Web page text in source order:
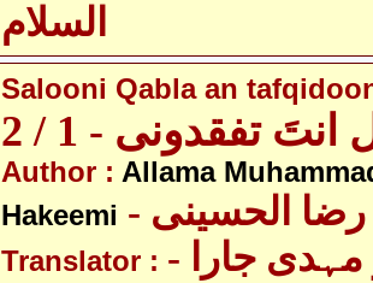
السلام
Salooni Qabla an
تفقدونی - 1 / 2
Author : Allama
Hakeemi
رضا الحسینی
Translator : مہدی جارا